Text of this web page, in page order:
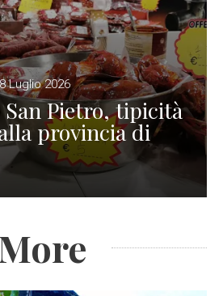
Luglio 2026
Pietro, tipicità
provincia di
More